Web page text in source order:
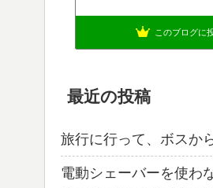
このブログに
最近の投稿
旅行に行って、ボスか
電動シェーバーを使わ